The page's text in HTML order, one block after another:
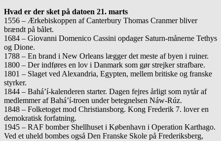
Hvad er der sket på datoen 21. marts
1556 – Ærkebiskoppen af Canterbury Thomas Cranmer bliver
brændt på bålet.
1684 – Giovanni Domenico Cassini opdager Saturn-månerne Tethys
og Dione.
1788 – En brand i New Orleans lægger det meste af byen i ruiner.
1800 – Der indføres en lov i Danmark som gør strejker strafbare.
1801 – Slaget ved Alexandria, Egypten, mellem britiske og franske
styrker.
1844 – Bahá’í-kalenderen starter. Dagen fejres årligt som nytår af
medlemmer af Bahá’í-troen under betegnelsen Náw-Rúz.
1848 – Folketoget mod Christiansborg. Kong Frederik 7. lover en
demokratisk forfatning.
1945 – RAF bomber Shellhuset i København i Operation Karthago.
Ved et uheld bombes også Den Franske Skole på Frederiksberg,